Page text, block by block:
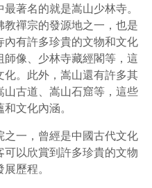
著名的就是嵩山少林寺。
禪宗的發源地之一，也是
有許多珍貴的文物和文化
像、少林寺藏經閣等，這
。此外，嵩山還有許多其
古道、嵩山石窟等，這些
文化內涵。
一，曾經是中國古代文化
以欣賞到許多珍貴的文物
歷程。